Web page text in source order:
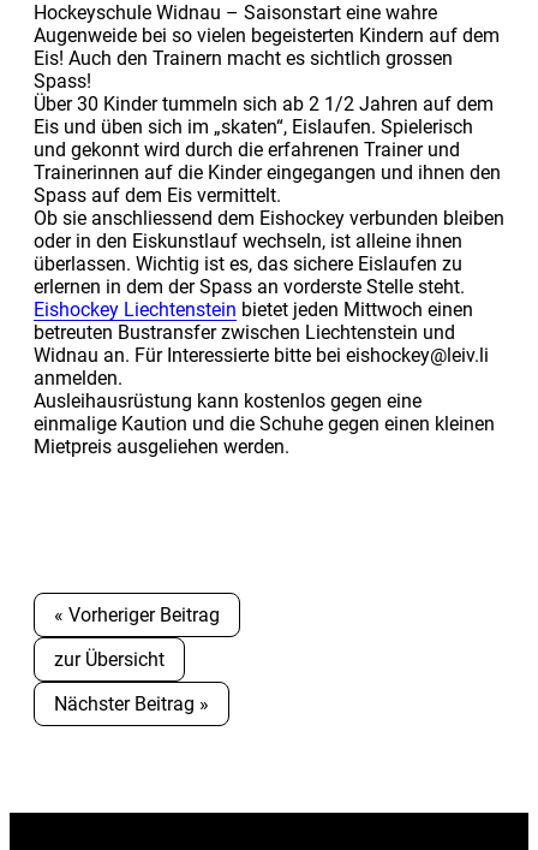
Hockeyschule Widnau – Saisonstart eine wahre
Augenweide bei so vielen begeisterten Kindern auf dem
Eis! Auch den Trainern macht es sichtlich grossen
Spass!
Über 30 Kinder tummeln sich ab 2 1/2 Jahren auf dem
Eis und üben sich im „skaten“, Eislaufen. Spielerisch
und gekonnt wird durch die erfahrenen Trainer und
Trainerinnen auf die Kinder eingegangen und ihnen den
Spass auf dem Eis vermittelt.
Ob sie anschliessend dem Eishockey verbunden bleiben
oder in den Eiskunstlauf wechseln, ist alleine ihnen
überlassen. Wichtig ist es, das sichere Eislaufen zu
erlernen in dem der Spass an vorderste Stelle steht.
Eishockey Liechtenstein bietet jeden Mittwoch einen
betreuten Bustransfer zwischen Liechtenstein und
Widnau an. Für Interessierte bitte bei eishockey@leiv.li
anmelden.
Ausleihausrüstung kann kostenlos gegen eine
einmalige Kaution und die Schuhe gegen einen kleinen
Mietpreis ausgeliehen werden.
« Vorheriger Beitrag
zur Übersicht
Nächster Beitrag »